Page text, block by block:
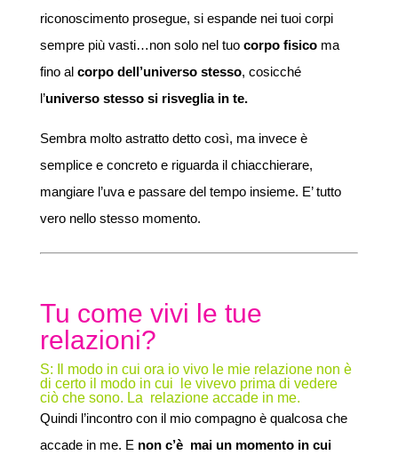
riconoscimento prosegue, si espande nei tuoi corpi
sempre più vasti…non solo nel tuo corpo fisicoma
fino al corpo dell’universo stesso, cosicché
l’universo stesso si risveglia in te.
Sembra molto astratto detto così, ma invece è
semplice e concreto e riguarda il chiacchierare,
mangiare l’uva e passare del tempo insieme. E’ tutto
vero nello stesso momento.
Tu come vivi le tue
relazioni?
S: Il modo in cui ora io vivo le mie relazione non è
di certo il modo in cui le vivevo prima di vedere
ciò che sono. La relazione accade in me.
Quindi l’incontro con il mio compagno è qualcosa che
accade in me. E non c’è mai un momento in cui